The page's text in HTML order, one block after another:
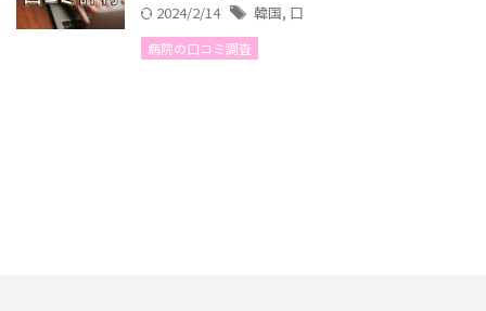
2024/2/14 韓国, 口
病院の口コミ調査